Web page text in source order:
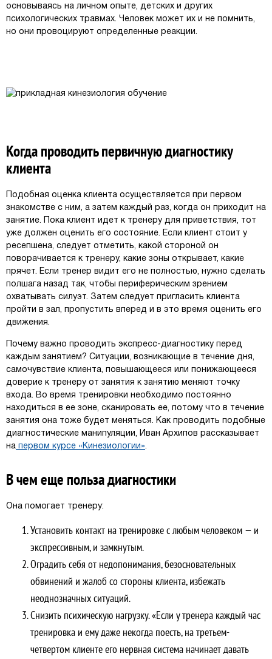
основываясь на личном опыте, детских и других
психологических травмах. Человек может их и не помнить,
но они провоцируют определенные реакции.
Когда проводить первичную диагностику
клиента
Подобная оценка клиента осуществляется при первом
знакомстве с ним, а затем каждый раз, когда он приходит на
занятие. Пока клиент идет к тренеру для приветствия, тот
уже должен оценить его состояние. Если клиент стоит у
ресепшена, следует отметить, какой стороной он
поворачивается к тренеру, какие зоны открывает, какие
прячет. Если тренер видит его не полностью, нужно сделать
полшага назад так, чтобы периферическим зрением
охватывать силуэт. Затем следует пригласить клиента
пройти в зал, пропустить вперед и в это время оценить его
движения.
Почему важно проводить экспресс-диагностику перед
каждым занятием? Ситуации, возникающие в течение дня,
самочувствие клиента, повышающееся или понижающееся
доверие к тренеру от занятия к занятию меняют точку
входа. Во время тренировки необходимо постоянно
находиться в ее зоне, сканировать ее, потому что в течение
занятия она тоже будет меняться. Как проводить подобные
диагностические манипуляции, Иван Архипов рассказывает
на первом курсе «Кинезиологии».
В чем еще польза диагностики
Она помогает тренеру:
Установить контакт на тренировке с любым человеком — и
экспрессивным, и замкнутым.
Оградить себя от недопонимания, безосновательных
обвинений и жалоб со стороны клиента, избежать
неоднозначных ситуаций.
Снизить психическую нагрузку. «Если у тренера каждый час
тренировка и ему даже некогда поесть, на третьем-
четвертом клиенте его нервная система начинает давать